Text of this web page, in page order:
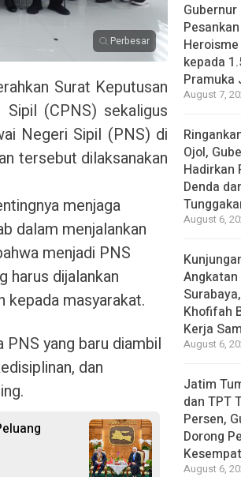
Perbesar
Surat Keputusan
(CPNS) sekaligus
Negeri Sipil (PNS) di
tersebut dilaksanakan
menjaga
dalam menjalankan
menjadi PNS
harus dijalankan
kepada masyarakat.
PNS yang baru diambil
dan
kepada
Pramuka
August 7,
Ojol,
Hadirkan
Denda
August 6,
Angkatan
Khofifah
Kerja
August 6,
Jatim
dan TPT
Persen,
Dorong
August 6,